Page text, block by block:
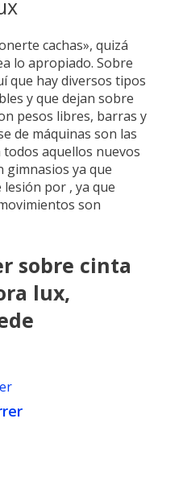
cachas», quizá
lo apropiado. Sobre
que hay diversos tipos
y que dejan sobre
pesos libres, barras y
de máquinas son las
aquellos nuevos
gimnasios ya que
por , ya que
son
sobre cinta
lux,